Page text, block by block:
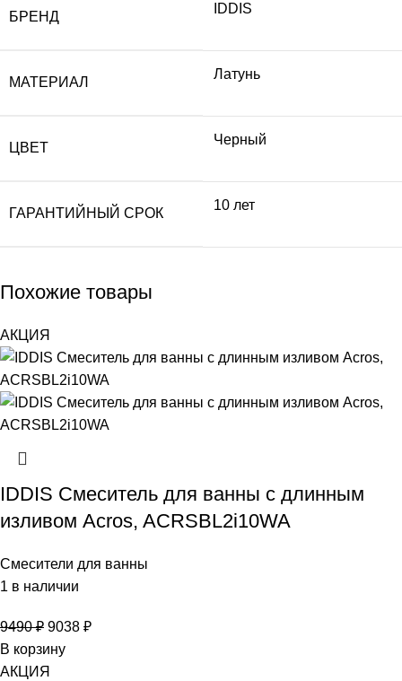
БРЕНД
IDDIS
МАТЕРИАЛ
Латунь
ЦВЕТ
Черный
ГАРАНТИЙНЫЙ СРОК
10 лет
Похожие товары
АКЦИЯ
IDDIS Смеситель для ванны с длинным
изливом Acros, ACRSBL2i10WA
Смесители для ванны
1 в наличии
9490₽ 9038 ₽
В корзину
АКЦИЯ